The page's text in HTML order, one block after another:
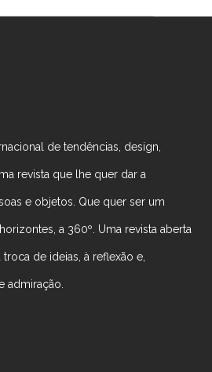
de tendências, design,
revista que lhe quer dar a
e objetos. Que quer ser um
a 360º. Uma revista aberta
de ideias, à reflexão e,
admiração.